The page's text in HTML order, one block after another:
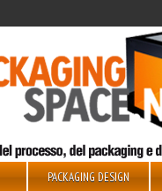
PACKAGING DESIGN